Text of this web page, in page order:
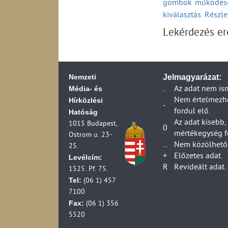
2006)
Távközlési
Távközlési
2006)
Posta ágazat
Posta ágazat
(1990-2006)
Posta ágazat
(1990-2007)
Posta ágazat
(1990-2007)
Posta ágazat
Postai
gombok
kiválasztás.
Lekérdezés
Nemzeti
Média- és
Hírközlési
Hatóság
1015 Budapest,
Ostrom u. 23-
25.
Levélcím:
1525. Pf. 75.
Tel: (06 1) 457
7100
Fax: (06 1) 356
5520
Jelmagyarázat:
..
Az adat nem
-
Nem
fordul elő.
0
Az adat
mértékegység
...
Nem
+
Előzetes adat.
R
Revideált adat.